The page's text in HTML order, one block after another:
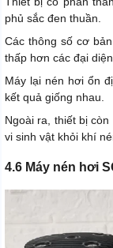
phủ sắc đen thuần.
Các thông số cơ
thấp hơn các đại
Máy lại nén hơi ổn
kết quả giống nhau.
Ngoài ra, thiết bị
vi sinh vật khỏi khí
4.6 Máy nén hơi